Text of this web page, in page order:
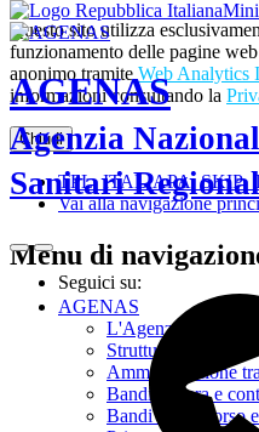
Questo sito utilizza
funzionamento delle pagine
anonimo tramite Web Analytics
informazioni consultando la
Chiudi
Vai alla navigazione
AGENAS
Agenzia
Sanitari
Seguici su:
Menu di
AGENAS
L'Agenzia
Struttura
Amministrazione
Bandi di gara e
Bandi di concorso e